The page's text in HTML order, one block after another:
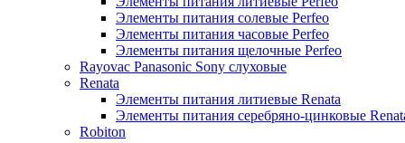
Элементы питания солевые Perfeo
Элементы питания часовые Perfeo
Элементы питания щелочные Perfeo
Rayovac Panasonic Sony слуховые
Renata
Элементы питания литиевые Renata
Элементы питания серебряно-цинковые
Robiton